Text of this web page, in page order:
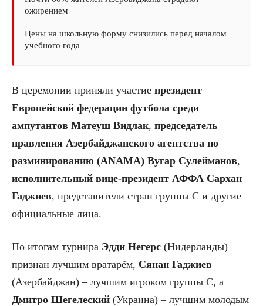
ожирением
Цены на школьную форму снизились перед началом
учебного года
В церемонии приняли участие президент
Европейской федерации футбола среди
ампутантов Матеуш Видлак, председатель
правления Азербайджанского агентства по
разминированию (ANAMA) Вугар Сулейманов,
исполнительный вице-президент АФФА Сархан
Гаджиев, представители стран группы C и другие
официальные лица.
По итогам турнира Эдди Негерс (Нидерланды)
признан лучшим вратарём, Сянан Гаджиев
(Азербайджан) – лучшим игроком группы C, а
Дмитро Шегелеский (Украина) – лучшим молодым